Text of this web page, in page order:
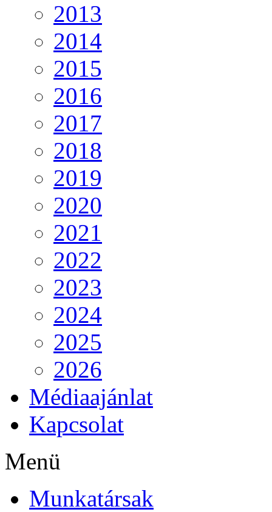
2013
2014
2015
2016
2017
2018
2019
2020
2021
2022
2023
2024
2025
2026
Médiaajánlat
Kapcsolat
Menü
Munkatársak